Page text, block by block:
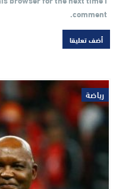
comment.
رياضة